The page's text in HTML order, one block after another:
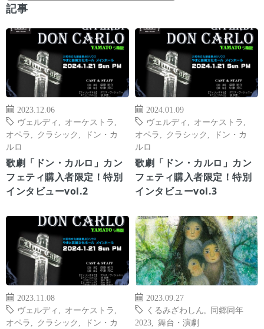
記事
2023.12.06
ヴェルディ
オーケストラ
オペラ
クラシック
ドン・カ
ルロ
歌劇「ドン・カルロ」カン
フェティ購入者限定！特別
インタビューvol.2
2024.01.09
ヴェルディ
オーケストラ
オペラ
クラシック
ドン・カ
ルロ
歌劇「ドン・カルロ」カン
フェティ購入者限定！特別
インタビューvol.3
2023.11.08
ヴェルディ
オーケストラ
オペラ
クラシック
ドン・カ
2023.09.27
くるみざわしん
同郷同年
2023
舞台・演劇